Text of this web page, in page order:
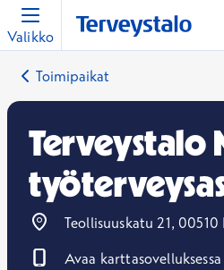
Valikko
Toimipaikat
Terveystalo
Teollisuuskatu 21, 00510
Avaa karttasovelluksessa